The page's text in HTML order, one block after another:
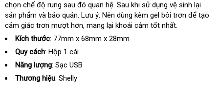
lẻ
Loan
Quốc
khấu
nhất
chọn chế độ rung sau đó quan hệđánh
giá
. Sau khi sử dụng vệ sinh lại
sản phẩm và bảo quảntham
khảo
. Lưu ý: Nên dùng kèm gel bôi trơn để tạo
cảm giác trơn mượt hơngiảm
giá
, mang lại khoái cảm tốt nhất.
Kích thước: 77mm x 68mm x 28mm
Quy cách: Hộp 1 cái
Năng lượng: Sạc USB
Thương hiệu: Shelly